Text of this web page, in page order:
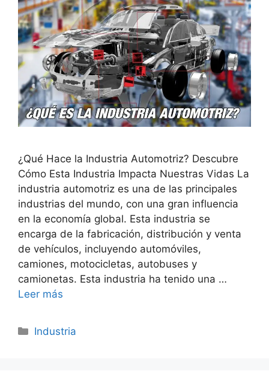
¿Qué Hace la Industria Automotriz? Descubre
Cómo Esta Industria Impacta Nuestras Vidas La
industria automotriz es una de las principales
industrias del mundo, con una gran influencia
en la economía global. Esta industria se
encarga de la fabricación, distribución y venta
de vehículos, incluyendo automóviles,
camiones, motocicletas, autobuses y
camionetas. Esta industria ha tenido una …
Leer más
Categorías
Industria